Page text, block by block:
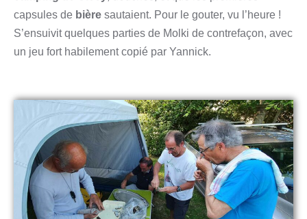
capsules de bière sautaient. Pour le gouter, vu l’heure !
S’ensuivit quelques parties de Molki de contrefaçon, avec
un jeu fort habilement copié par Yannick.